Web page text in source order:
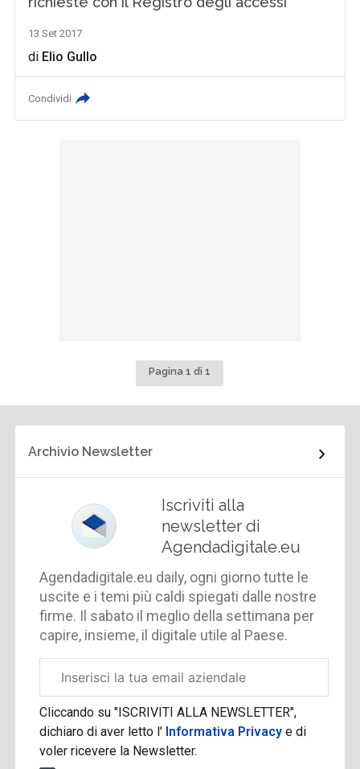
13 Set 2017
di Elio Gullo
Condividi
Pagina 1 di 1
Archivio Newsletter
Iscriviti alla
newsletter di
Agendadigitale.eu
Agendadigitale.eu daily, ogni giorno tutte le
uscite e i temi più caldi spiegati dalle nostre
firme. Il sabato il meglio della settimana per
capire, insieme, il digitale utile al Paese.
aziendale
Cliccando su "ISCRIVITI ALLA NEWSLETTER",
dichiaro di aver letto l' Informativa Privacye di
voler ricevere la Newsletter.